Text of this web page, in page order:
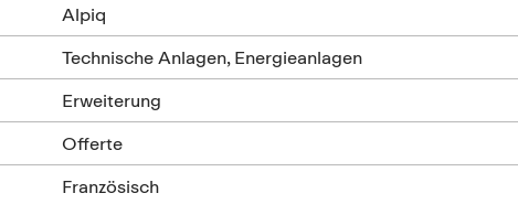
Alpiq
Technische Anlagen, Energieanlagen
Erweiterung
Offerte
Französisch